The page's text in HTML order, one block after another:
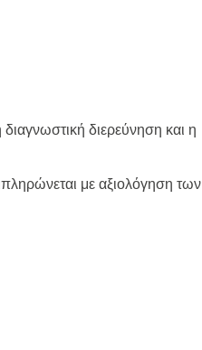
διερεύνηση και η
με αξιολόγηση των